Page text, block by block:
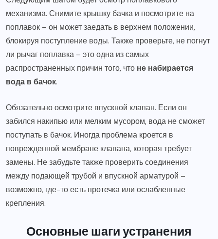
механизма. Снимите крышку бачка и посмотрите на
поплавок – он может заедать в верхнем положении,
блокируя поступление воды. Также проверьте, не погнут
ли рычаг поплавка – это одна из самых
распространенных причин того, что не набирается
вода в бачок.
Обязательно осмотрите впускной клапан. Если он
забился накипью или мелким мусором, вода не сможет
поступать в бачок. Иногда проблема кроется в
поврежденной мембране клапана, которая требует
замены. Не забудьте также проверить соединения
между подающей трубой и впускной арматурой –
возможно, где-то есть протечка или ослабленные
крепления.
Основные шаги устранения